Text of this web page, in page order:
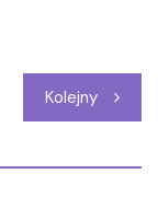
Kolejny